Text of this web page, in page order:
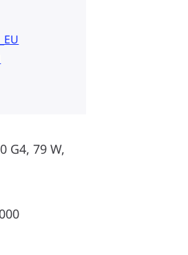
G4, 79 W,